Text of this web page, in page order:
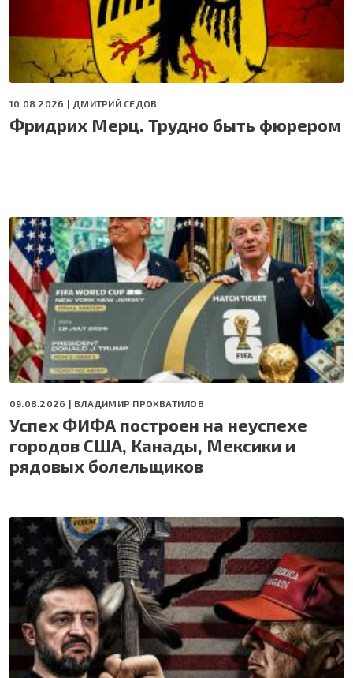
10.08.2026 | ДМИТРИЙ СЕДОВ
Фридрих Мерц. Трудно быть фюрером
09.08.2026 | ВЛАДИМИР ПРОХВАТИЛОВ
Успех ФИФА построен на неуспехе
городов США, Канады, Мексики и
рядовых болельщиков